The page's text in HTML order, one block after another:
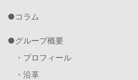
コラム
グループ概要
・プロフィール
・沿革